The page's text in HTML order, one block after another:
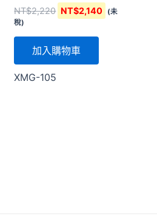
NT$2,220 NT$2,140
(未
稅)
加入購物車
XMG-105